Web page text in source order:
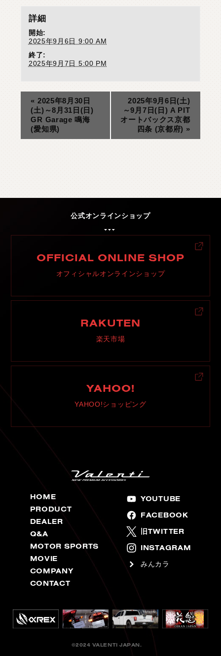
詳細
開始:
2025年9月6日 9:00 AM
終了:
2025年9月7日 5:00 PM
« 2025年8月30日
(土)～8月31日(日)
GR Garage 鳴海
(愛知県)
2025年9月6日(土)
～9月7日(日) A PIT
オートバックス京都
四条 (京都府) »
公式オンラインショップ
OFFICIAL ONLINE SHOP
オフィシャルオンラインショップ
RAKUTEN
楽天市場
YAHOO!
YAHOO!ショッピング
HOME
PRODUCT
DEALER
Q&A
MOTOR SPORTS
MOVIE
COMPANY
CONTACT
YOUTUBE
FACEBOOK
旧TWITTER
INSTAGRAM
みんカラ
©2024 VALENTI JAPAN.